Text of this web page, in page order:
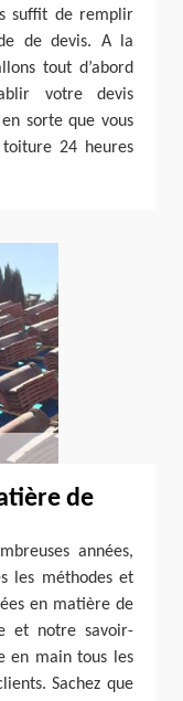
suffit de remplir
de devis. A la
tout d’abord
votre devis
sorte que vous
24 heures
de
années,
les méthodes et
en matière de
et notre savoir-
en main tous les
Sachez que